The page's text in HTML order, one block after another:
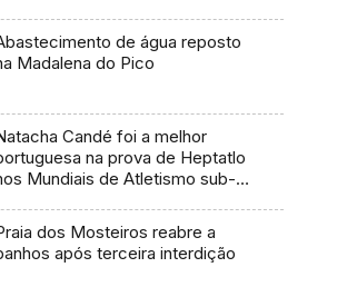
de água reposto
Madalena do Pico
Candé foi a melhor
na prova de Heptatlo
Mundiais de Atletismo sub-
dos Mosteiros reabre a
após terceira interdição